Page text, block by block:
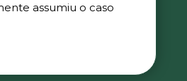
assumiu o caso